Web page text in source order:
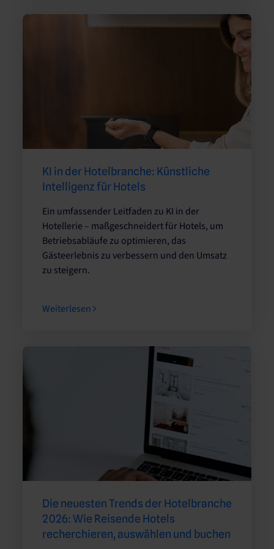
KI in der Hotelbranche: Künstliche
Intelligenz für Hotels
Ein umfassender Leitfaden zu KI in der
Hotellerie – maßgeschneidert für Hotels, um
Betriebsabläufe zu optimieren, das
Gästeerlebnis zu verbessern und den Umsatz
zu steigern.
Weiterlesen
Die neuesten Trends der Hotelbranche
2026: Wie Reisende Hotels
recherchieren, auswählen und buchen